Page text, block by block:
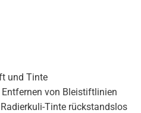
und Tinte
von Bleistiftlinien
Tinte rückstandslos